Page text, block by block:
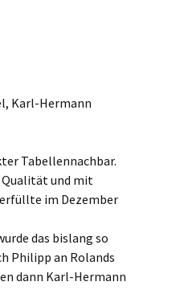
Karl-Hermann
Tabellennachbar.
Qualität und mit
im Dezember
das bislang so
Philipp an Rolands
dann Karl-Hermann